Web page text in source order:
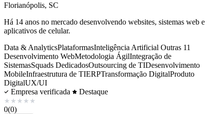
Florianópolis, SC
Há 14 anos no mercado desenvolvendo websites, sistemas web e
aplicativos de celular.
Data & AnalyticsPlataformasInteligência Artificial Outras 11
Desenvolvimento WebMetodologia ÁgilIntegração de
SistemasSquads DedicadosOutsourcing de TIDesenvolvimento
MobileInfraestrutura de TIERPTransformação DigitalProduto
DigitalUX/UI
Empresa verificada
Destaque
★ ★ ★ ★ ★
0(0)